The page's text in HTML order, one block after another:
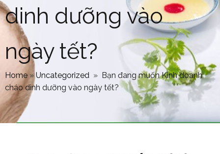
dinh dưỡng vào
ngày tết?
Home »Uncategorized » Bạn đang muốn Kinh doanh
cháo dinh dưỡng vào ngày tết?